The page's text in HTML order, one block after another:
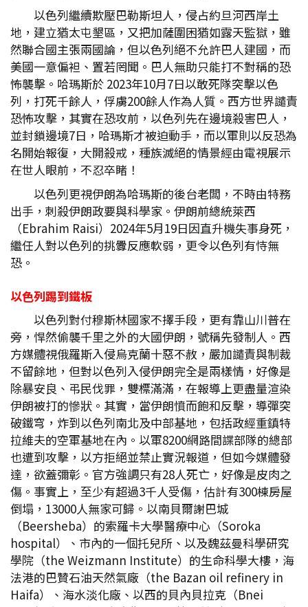
以色列繼續欺壓巴勒斯坦人，侵占約旦河西岸土
地，建立猶太屯墾區，又把加薩圍困猶如露天監獄，雖
然聯合國主張兩國論，但以色列絕不允許巴人建國，而
美國一意偏袒、置若罔聞。巴人無助只能打不對稱的恐
怖襲擊。哈瑪斯於 2023年10月7日以敢死隊突擊以色
列，打死千餘人，俘虜200餘人作為人質。西方世界譴責
恐怖攻擊，其實在恐攻前，以色列先在邊境殺害巴人，
並封鎖邊境7日，哈瑪斯才被迫動手，而以軍則以反恐為
名開始報復，大開殺戒，種族滅絕的情景經由電視展示
在世人眼前，不忍卒睹！
以色列更視伊朗為哈瑪斯的後台老闆，不時由特務
出手，刺殺伊朗政要與科學家。伊朗前總統萊西
（Ebrahim Raisi）2024年5月19日因直升機失事身死，
繼任人對以色列的挑釁反應軟弱，更令以色列有恃無
恐。
以色列踢到鐵板
以色列對付穆斯林國家不擇手段，更有靠山川普在
旁，悍然偷襲千里之外的大國伊朗，號稱先發制人。西
方媒體視俄羅斯入侵烏克蘭十惡不赦，嚴加譴責與制裁
不留餘地，但對以色列入侵伊朗完全是兩樣情，好像是
除暴安良、弔民伐罪，雙標滿滿，在報導上更盡量渲染
伊朗被打的慘狀。其實，當伊朗憤而飽和反擊，導彈突
破鐵穹，炸到以色列南北及中部基地，包括政經重鎮特
拉維夫的空軍基地在內。以軍8200網路間諜部隊的總部
也遭到攻擊，以方拒絕並禁止實況報道，但如今媒體發
達，欲蓋彌彰。官方強調只有28人死亡，好像是皮肉之
傷。事實上，至少有超過3千人受傷，估計有300棟房屋
倒塌，13000人無家可歸。以南貝爾謝巴城
（Beersheba）的索羅卡大學醫療中心（Soroka
hospital）、市內的一個托兒所、以及魏茲曼科學研究
學院（the Weizmann Institute）的生命科學大樓，海
法港的巴贊石油天然氣廠（the Bazan oil refinery in
Haifa）、海水淡化廠、以西的貝內貝拉克（Bnei